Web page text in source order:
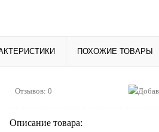
ПОХОЖИЕ ТОВАРЫ
Отзывов: 0
Описание товара: